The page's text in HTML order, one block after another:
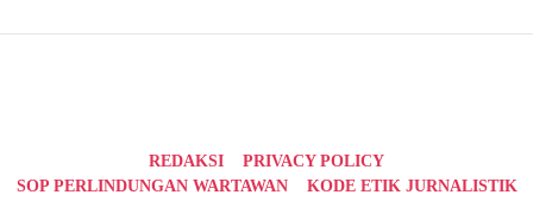
REDAKSI
PRIVACY POLICY
SOP PERLINDUNGAN WARTAWAN
KODE ETIK JURNALISTIK